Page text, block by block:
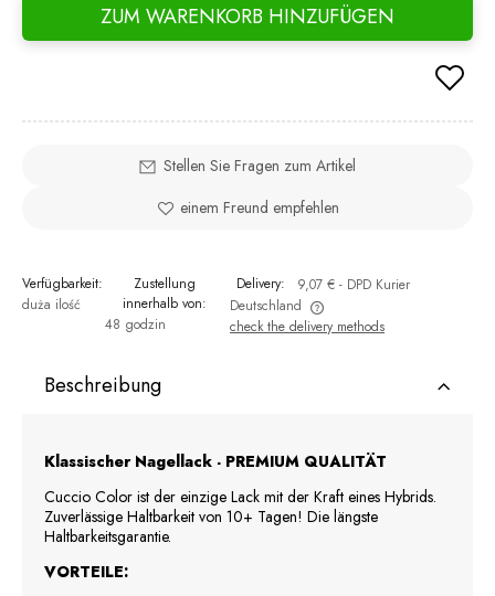
ZUM WARENKORB HINZUFÜGEN
Stellen Sie Fragen zum Artikel
einem Freund empfehlen
Verfügbarkeit:
duża ilość
Zustellung
innerhalb von:
48 godzin
Delivery: 9,07 € - DPD Kurier
Deutschland
The price does not include any possible payment costs
check the delivery methods
Beschreibung
Klassischer Nagellack - PREMIUM QUALITÄT
Cuccio Color ist der einzige Lack mit der Kraft eines Hybrids.
Zuverlässige Haltbarkeit von 10+ Tagen! Die längste
Haltbarkeitsgarantie.
VORTEILE: